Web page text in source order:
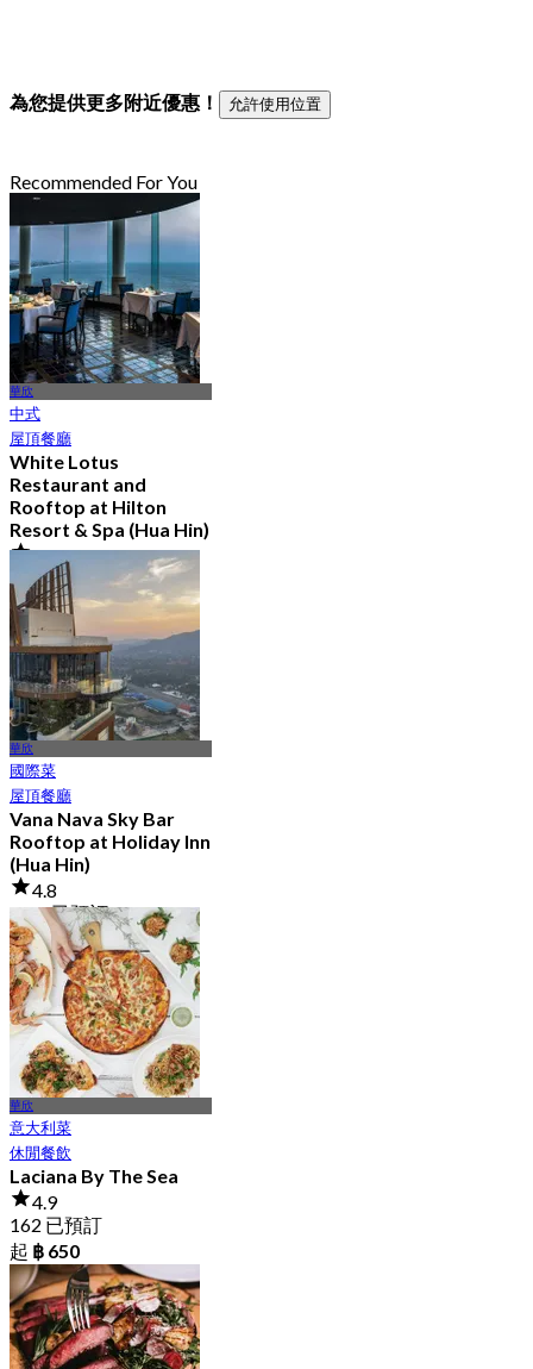
為您提供更多附近優惠！ 允許使用位置
Recommended For You
華欣
中式
屋頂餐廳
White Lotus
Restaurant and
Rooftop at Hilton
Resort & Spa (Hua Hin)
4.9
3.3K 已預訂
起฿ 700
華欣
國際菜
屋頂餐廳
Vana Nava Sky Bar
Rooftop at Holiday Inn
(Hua Hin)
4.8
2.7K 已預訂
起฿ 647.5
華欣
意大利菜
休閒餐飲
Laciana By The Sea
4.9
162 已預訂
起 ฿ 650